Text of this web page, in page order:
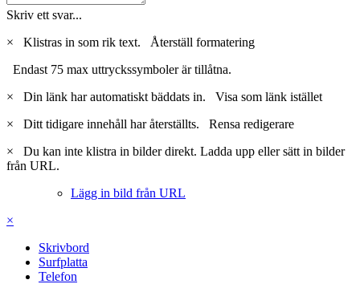
Skriv ett svar...
×
Klistras in som rik text. Återställ formatering
Endast 75 max uttryckssymboler är tillåtna.
×
Din länk har automatiskt bäddats in. Visa som länk istället
×
Ditt tidigare innehåll har återställts. Rensa redigerare
×
Du kan inte klistra in bilder direkt. Ladda upp eller sätt in bilder
från URL.
Lägg in bild från URL
×
Skrivbord
Surfplatta
Telefon